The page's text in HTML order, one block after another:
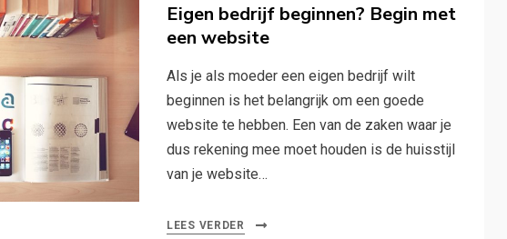
Eigen bedrijf beginnen? Begin met
een website
Als je als moeder een eigen bedrijf wilt
beginnen is het belangrijk om een goede
website te hebben. Een van de zaken waar je
dus rekening mee moet houden is de huisstijl
van je website…
LEES VERDER